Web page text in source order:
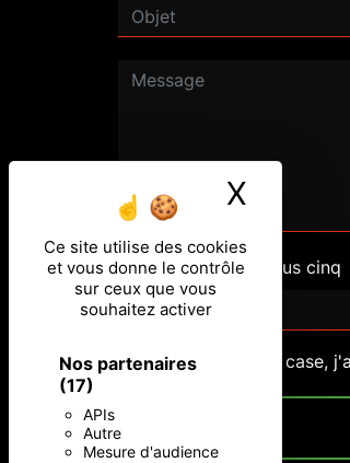
Ce site utilise des cookies
et vous donne le contrôle
sur ceux que vous
souhaitez activer
Nos partenaires
(17)
APIs
Autre
Mesure d'audience
X
Combien font dix plus cinq
En cochant cette case,